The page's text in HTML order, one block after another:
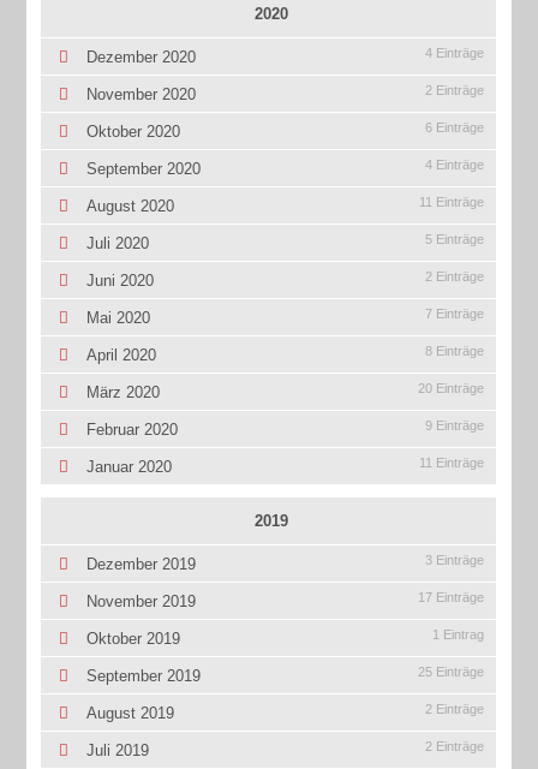
2020
Dezember 2020 4 Einträge
November 2020 2 Einträge
Oktober 2020 6 Einträge
September 2020 4 Einträge
August 2020 11 Einträge
Juli 2020 5 Einträge
Juni 2020 2 Einträge
Mai 2020 7 Einträge
April 2020 8 Einträge
März 2020 20 Einträge
Februar 2020 9 Einträge
Januar 2020 11 Einträge
2019
Dezember 2019 3 Einträge
November 2019 17 Einträge
Oktober 2019 1 Eintrag
September 2019 25 Einträge
August 2019 2 Einträge
Juli 2019 2 Einträge